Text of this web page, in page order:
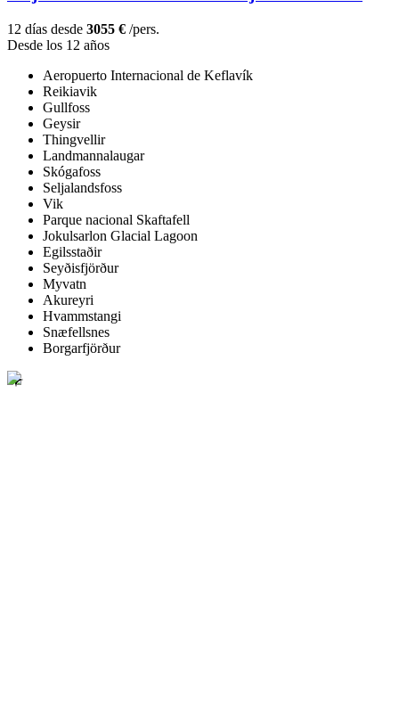
12 días desde 3055 € /pers.
Desde los 12 años
Aeropuerto Internacional de Keflavík
Reikiavik
Gullfoss
Geysir
Thingvellir
Landmannalaugar
Skógafoss
Seljalandsfoss
Vik
Parque nacional Skaftafell
Jokulsarlon Glacial Lagoon
Egilsstaðir
Seyðisfjörður
Myvatn
Akureyri
Hvammstangi
Snæfellsnes
Borgarfjörður